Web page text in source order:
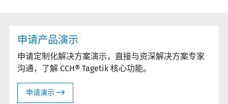
申请产品演示
申请定制化解决方案演示，直接与资深解决方案专家
沟通，了解 CCH® Tagetik 核心功能。
申请演示